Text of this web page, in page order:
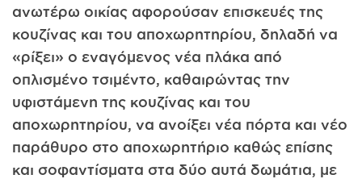
ανωτέρω οικίας αφορούσαν επισκευές της
κουζίνας και του αποχωρητηρίου, δηλαδή να
«ρίξει» ο εναγόμενος νέα πλάκα από
οπλισμένο τσιμέντο, καθαιρώντας την
υφιστάμενη της κουζίνας και του
αποχωρητηρίου, να ανοίξει νέα πόρτα και νέο
παράθυρο στο αποχωρητήριο καθώς επίσης
και σοφαντίσματα στα δύο αυτά δωμάτια, με